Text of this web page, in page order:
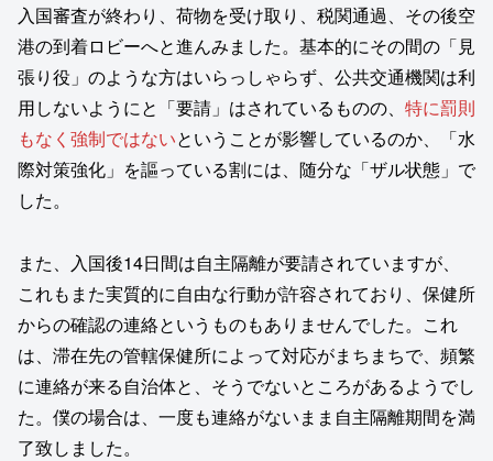
入国審査が終わり、荷物を受け取り、税関通過、その後空
港の到着ロビーへと進んみました。基本的にその間の「見
張り役」のような方はいらっしゃらず、公共交通機関は利
用しないようにと「要請」はされているものの、 特に罰則
もなく強制ではないということが影響しているのか、「水
際対策強化」を謳っている割には、随分な「ザル状態」で
した。
また、入国後14日間は自主隔離が要請されていますが、
これもまた実質的に自由な行動が許容されており、保健所
からの確認の連絡というものもありませんでした。これ
は、滞在先の管轄保健所によって対応がまちまちで、頻繁
に連絡が来る自治体と、そうでないところがあるようでし
た。僕の場合は、一度も連絡がないまま自主隔離期間を満
了致しました。